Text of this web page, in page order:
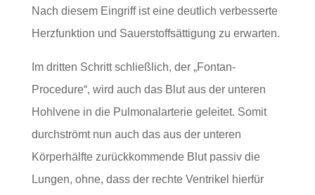
Nach diesem Eingriff ist eine deutlich verbesserte
Herzfunktion und Sauerstoffsättigung zu erwarten.
Im dritten Schritt schließlich, der „Fontan-
Procedure“, wird auch das Blut aus der unteren
Hohlvene in die Pulmonalarterie geleitet. Somit
durchströmt nun auch das aus der unteren
Körperhälfte zurückkommende Blut passiv die
Lungen, ohne, dass der rechte Ventrikel hierfür